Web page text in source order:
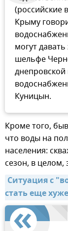
(российские
Крыму
могут
шельфе
Куницын.
Кроме того,
что воды на
населения:
сезон, в
Ситуация с
стать еще